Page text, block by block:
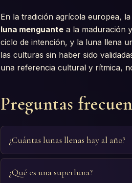
En la tradición agrícola europea, la
luna menguante a la maduración
ciclo de intención, y la luna llena
las culturas sin haber sido
una referencia cultural y rítmica,
Preguntas
¿Cuántas lunas llenas hay al año?
¿Qué es una superluna?